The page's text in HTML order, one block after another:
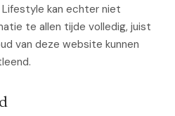
kan echter niet
te allen tijde volledig, juist
van deze website kunnen